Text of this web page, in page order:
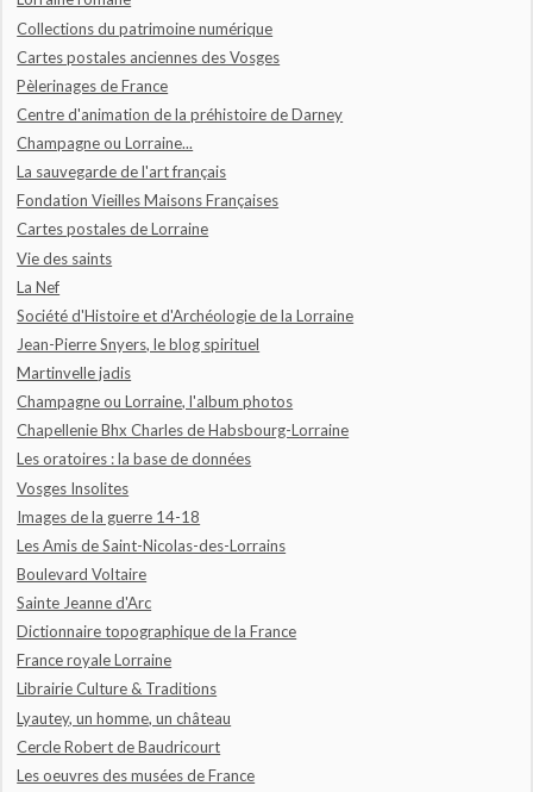
Collections du patrimoine numérique
Cartes postales anciennes des Vosges
Pèlerinages de France
Centre d'animation de la préhistoire de Darney
Champagne ou Lorraine...
La sauvegarde de l'art français
Fondation Vieilles Maisons Françaises
Cartes postales de Lorraine
Vie des saints
La Nef
Société d'Histoire et d'Archéologie de la Lorraine
Jean-Pierre Snyers, le blog spirituel
Martinvelle jadis
Champagne ou Lorraine, l'album photos
Chapellenie Bhx Charles de Habsbourg-Lorraine
Les oratoires : la base de données
Vosges Insolites
Images de la guerre 14-18
Les Amis de Saint-Nicolas-des-Lorrains
Boulevard Voltaire
Sainte Jeanne d'Arc
Dictionnaire topographique de la France
France royale Lorraine
Librairie Culture & Traditions
Lyautey, un homme, un château
Cercle Robert de Baudricourt
Les oeuvres des musées de France